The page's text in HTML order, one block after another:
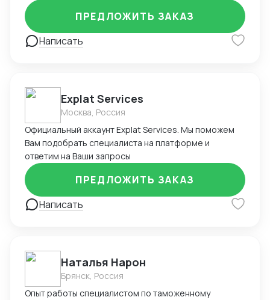
Написать
ПРЕДЛОЖИТЬ ЗАКАЗ
Explat Services
Москва, Россия
Официальный аккаунт Explat Services. Мы поможем
Вам подобрать специалиста на платформе и
ответим на Ваши запросы
Написать
ПРЕДЛОЖИТЬ ЗАКАЗ
Наталья Нарон
Брянск, Россия
Опыт работы специалистом по таможенному